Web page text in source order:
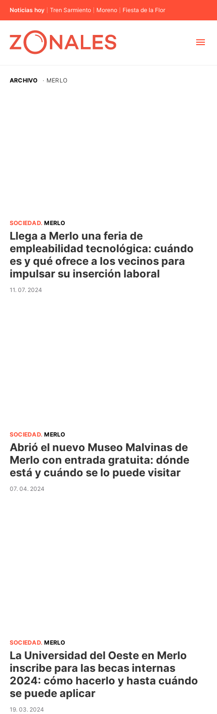
Noticias hoy Tren Sarmiento Moreno Fiesta de la Flor
ARCHIVO · MERLO
SOCIEDAD.MERLO
Llega a Merlo una feria de
empleabilidad tecnológica: cuándo
es y qué ofrece a los vecinos para
impulsar su inserción laboral
11. 07. 2024
SOCIEDAD.MERLO
Abrió el nuevo Museo Malvinas de
Merlo con entrada gratuita: dónde
está y cuándo se lo puede visitar
07. 04. 2024
SOCIEDAD.MERLO
La Universidad del Oeste en Merlo
inscribe para las becas internas
2024: cómo hacerlo y hasta cuándo
se puede aplicar
19. 03. 2024